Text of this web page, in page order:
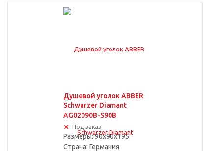
Душевой уголок ABBER
Schwarzer Diamant
AG02090B-S90B
Под заказ
Размеры: 90x90x195
Страна: Германия